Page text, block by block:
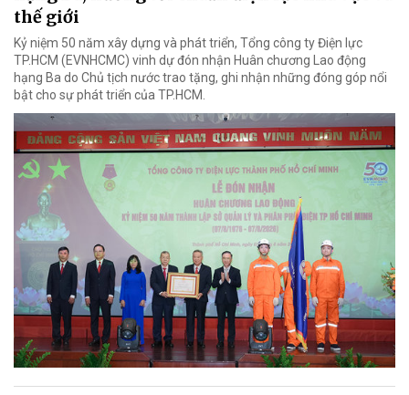
thế giới
Kỷ niệm 50 năm xây dựng và phát triển, Tổng công ty Điện lực
TP.HCM (EVNHCMC) vinh dự đón nhận Huân chương Lao động
hạng Ba do Chủ tịch nước trao tặng, ghi nhận những đóng góp nổi
bật cho sự phát triển của TP.HCM.